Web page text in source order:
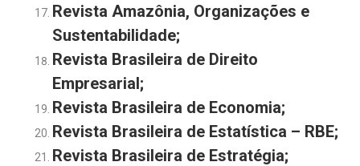
Revista Amazônia, Organizações e
Sustentabilidade;
Revista Brasileira de Direito
Empresarial;
Revista Brasileira de Economia;
Revista Brasileira de Estatística – RBE;
Revista Brasileira de Estratégia;